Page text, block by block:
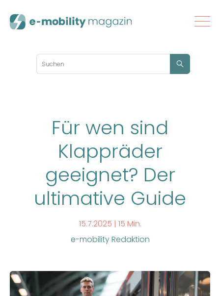
Für wen sind
Klappräder
geeignet? Der
ultimative Guide
15.7.2025 | 15 Min.
e-mobility Redaktion